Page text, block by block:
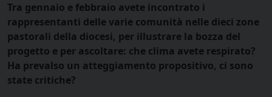
Tra gennaio e febbraio avete incontrato i
rappresentanti delle varie comunità nelle dieci zone
pastorali della diocesi, per illustrare la bozza del
progetto e per ascoltare: che clima avete respirato?
Ha prevalso un atteggiamento propositivo, ci sono
state critiche?